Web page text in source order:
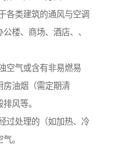
各类建筑的通风与空调
楼、商场、酒店、、
空气或含有非易燃易
房油烟（需定期清
风等。
过处理的（如加热、冷
。